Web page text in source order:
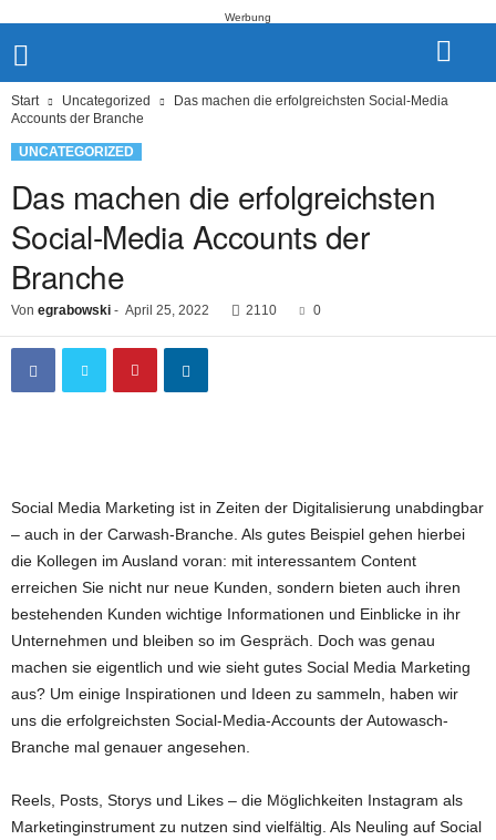
Werbung
Start Uncategorized
Das machen die erfolgreichsten Social-Media
Accounts der Branche
UNCATEGORIZED
Das machen die erfolgreichsten
Social-Media Accounts der
Branche
Von egrabowski - April 25, 2022 2110 0
Social Media Marketing ist in Zeiten der Digitalisierung unabdingbar
– auch in der Carwash-Branche. Als gutes Beispiel gehen hierbei
die Kollegen im Ausland voran: mit interessantem Content
erreichen Sie nicht nur neue Kunden, sondern bieten auch ihren
bestehenden Kunden wichtige Informationen und Einblicke in ihr
Unternehmen und bleiben so im Gespräch. Doch was genau
machen sie eigentlich und wie sieht gutes Social Media Marketing
aus? Um einige Inspirationen und Ideen zu sammeln, haben wir
uns die erfolgreichsten Social-Media-Accounts der Autowasch-
Branche mal genauer angesehen.
Reels, Posts, Storys und Likes – die Möglichkeiten Instagram als
Marketinginstrument zu nutzen sind vielfältig. Als Neuling auf Social